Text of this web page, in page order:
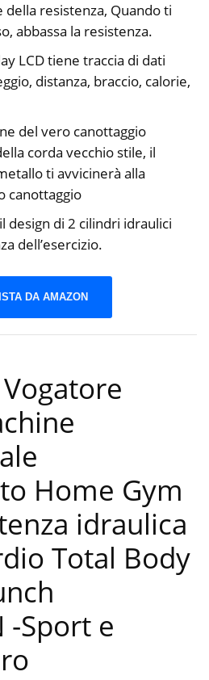
della resistenza, Quando ti
abbassa la resistenza.
LCD tiene traccia di dati
distanza, braccio, calorie,
del vero canottaggio
corda vecchio stile, il
ti avvicinerà alla
canottaggio
design di 2 cilindri idraulici
dell’esercizio.
DA AMAZON
Home Gym
idraulica
Total Body
-Sport e